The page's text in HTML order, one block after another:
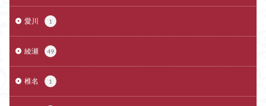
愛川 1
綾瀬 49
椎名 1